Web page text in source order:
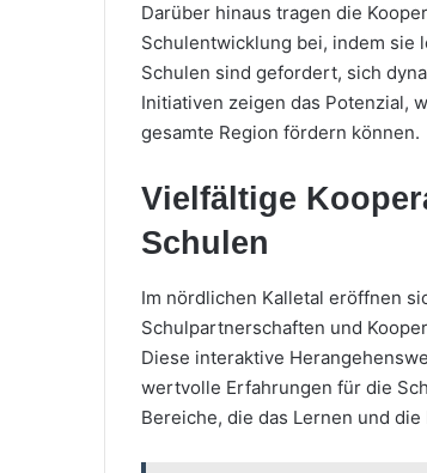
Darüber hinaus tragen die
Schulentwicklung bei, indem sie
Schulen sind gefordert, sich
Initiativen zeigen das Potenzial,
gesamte Region fördern können.
Vielfältige
Schulen
Im nördlichen Kalletal eröffnen
Schulpartnerschaften und
Diese interaktive
wertvolle Erfahrungen für die
Bereiche, die das Lernen und